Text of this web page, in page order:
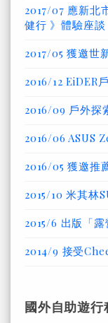
2017/07 應新北
健行 》體驗座談
2017/05 獲邀世
2016/12 EiDER
2016/09 戶外探
2016/06 ASUS
2016/05 獲邀推
2015/10 米其林
2015/6 出版「露
2014/9 接受
國外自助遊行